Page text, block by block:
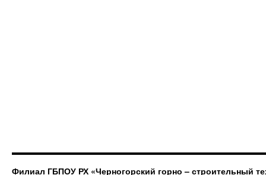
Филиал ГБПОУ РХ «Черногорский горно – строительный